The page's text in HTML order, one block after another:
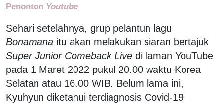
Penonton Youtube
Sehari setelahnya, grup pelantun lagu
Bonamana itu akan melakukan siaran bertajuk
Super Junior Comeback Live di laman YouTube
pada 1 Maret 2022 pukul 20.00 waktu Korea
Selatan atau 16.00 WIB. Belum lama ini,
Kyuhyun diketahui terdiagnosis Covid-19